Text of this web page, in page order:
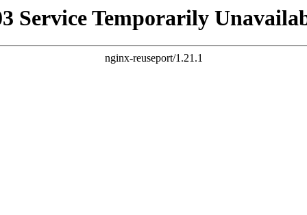
Service Temporarily
nginx-reuseport/1.21.1